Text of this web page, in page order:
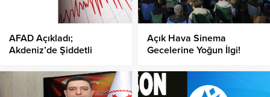
AFAD Açıkladı;
Akdeniz’de Şiddetli
Açık Hava Sinema
Gecelerine Yoğun İlgi!